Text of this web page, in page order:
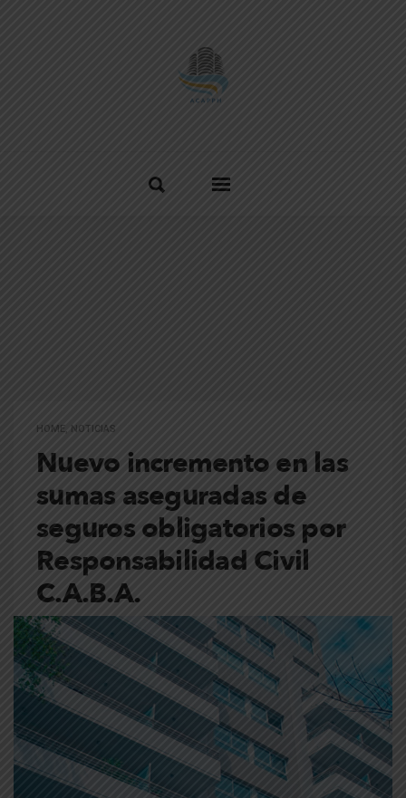
HOME NOTICIAS
Nuevo incremento en las
sumas aseguradas de
seguros obligatorios por
Responsabilidad Civil
C.A.B.A.